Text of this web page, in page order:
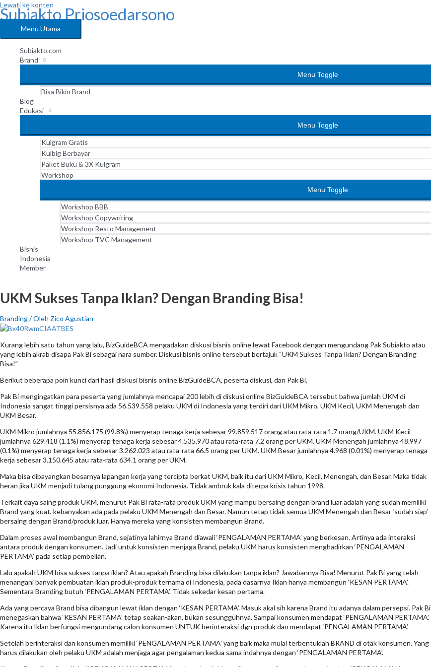
Lewati ke konten
Subiakto Priosoedarsono
Menu Utama
Subiakto.com
Brand
Menu Toggle
Bisa Bikin Brand
Blog
Edukasi
Menu Toggle
Kulgram Gratis
Kulbig Berbayar
Paket Buku & 3X Kulgram
Workshop
Menu Toggle
Workshop BBB
Workshop Copywriting
Workshop Resto Management
Workshop TVC Management
Bisnis
Indonesia
Member
UKM Sukses Tanpa Iklan? Dengan Branding Bisa!
Branding/ Oleh Zico Agustian
Kurang lebih satu tahun yang lalu, BizGuideBCA mengadakan diskusi bisnis online lewat Facebook dengan mengundang Pak Subiakto atau
yang lebih akrab disapa Pak Bi sebagai nara sumber. Diskusi bisnis online tersebut bertajuk “UKM Sukses Tanpa Iklan? Dengan Branding
Bisa!”
Berikut beberapa poin kunci dari hasil diskusi bisnis online BizGuideBCA, peserta diskusi, dan Pak Bi.
Pak Bi mengingatkan para peserta yang jumlahnya mencapai 200 lebih di diskusi online BizGuideBCA tersebut bahwa jumlah UKM di
Indonesia sangat tinggi persisnya ada 56.539.558 pelaku UKM di Indonesia yang terdiri dari UKM Mikro, UKM Kecil, UKM Menengah dan
UKM Besar.
UKM Mikro jumlahnya 55.856.175 (99.8%) menyerap tenaga kerja sebesar 99.859.517 orang atau rata-rata 1.7 orang/UKM. UKM Kecil
jumlahnya 629.418 (1.1%) menyerap tenaga kerja sebesar 4.535.970 atau rata-rata 7.2 orang per UKM. UKM Menengah jumlahnya 48.997
(0.1%) menyerap tenaga kerja sebesar 3.262.023 atau rata-rata 66.5 orang per UKM. UKM Besar jumlahnya 4.968 (0.01%) menyerap tenaga
kerja sebesar 3.150.645 atau rata-rata 634.1 orang per UKM.
Maka bisa dibayangkan besarnya lapangan kerja yang tercipta berkat UKM, baik itu dari UKM Mikro, Kecil, Menengah, dan Besar. Maka tidak
heran jika UKM menjadi tulang punggung ekonomi Indonesia. Tidak ambruk kala diterpa krisis tahun 1998.
Terkait daya saing produk UKM, menurut Pak Bi rata-rata produk UKM yang mampu bersaing dengan brand luar adalah yang sudah memiliki
Brand yang kuat, kebanyakan ada pada pelaku UKM Menengah dan Besar. Namun tetap tidak semua UKM Menengah dan Besar ‘sudah siap’
bersaing dengan Brand/produk luar. Hanya mereka yang konsisten membangun Brand.
Dalam proses awal membangun Brand, sejatinya lahirnya Brand diawali ‘PENGALAMAN PERTAMA’ yang berkesan. Artinya ada interaksi
antara produk dengan konsumen. Jadi untuk konsisten menjaga Brand, pelaku UKM harus konsisten menghadirkan ‘PENGALAMAN
PERTAMA’ pada setiap pembelian.
Lalu apakah UKM bisa sukses tanpa iklan? Atau apakah Branding bisa dilakukan tanpa iklan? Jawabannya Bisa! Menurut Pak Bi yang telah
menangani banyak pembuatan iklan produk-produk ternama di Indonesia, pada dasarnya Iklan hanya membangun ‘KESAN PERTAMA’.
Sementara Branding butuh ‘PENGALAMAN PERTAMA’. Tidak sekedar kesan pertama.
Ada yang percaya Brand bisa dibangun lewat iklan dengan ‘KESAN PERTAMA’. Masuk akal sih karena Brand itu adanya dalam persepsi. Pak Bi
menegaskan bahwa ‘KESAN PERTAMA’ tetap seakan-akan, bukan sesungguhnya. Sampai konsumen mendapat ‘PENGALAMAN PERTAMA’.
Karena itu Iklan berfungsi mengundang calon konsumen UNTUK berinteraksi dgn produk dan mendapat ‘PENGALAMAN PERTAMA’.
Setelah berinteraksi dan konsumen memiliki ‘PENGALAMAN PERTAMA’ yang baik maka mulai terbentuklah BRAND di otak konsumen. Yang
harus dilakukan oleh pelaku UKM adalah menjaga agar pengalaman kedua sama indahnya dengan ‘PENGALAMAN PERTAMA’.